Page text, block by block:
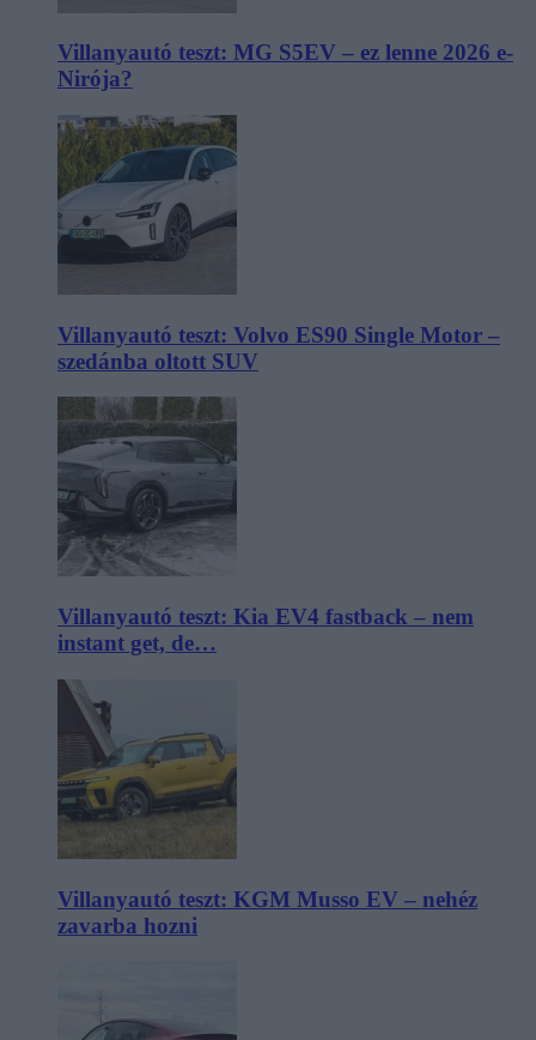
Villanyautó teszt: MG S5EV – ez lenne 2026 e-
Nirója?
Villanyautó teszt: Volvo ES90 Single Motor –
szedánba oltott SUV
Villanyautó teszt: Kia EV4 fastback – nem
instant get, de…
Villanyautó teszt: KGM Musso EV – nehéz
zavarba hozni